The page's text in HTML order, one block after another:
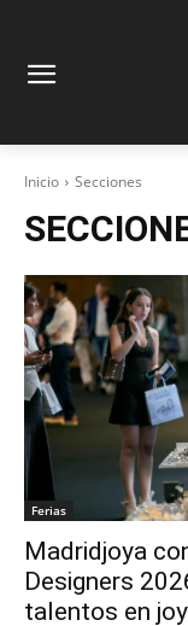
Inicio Secciones
Ferias
Madridjoya
Designers
talentos en